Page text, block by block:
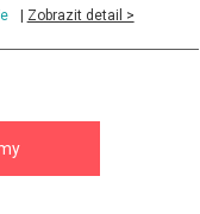
Zobrazit detail >